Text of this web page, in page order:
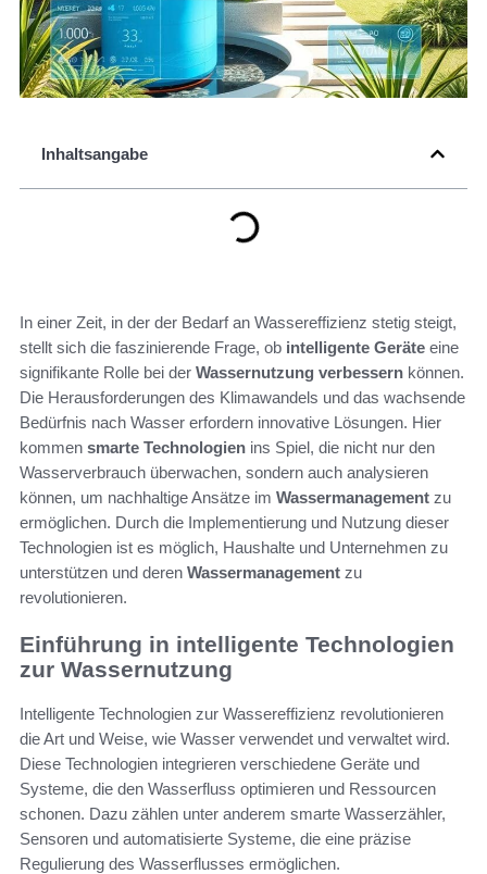
Inhaltsangabe
In einer Zeit, in der der Bedarf an Wassereffizienz stetig steigt,
stellt sich die faszinierende Frage, ob intelligente Geräte eine
signifikante Rolle bei der Wassernutzung verbessern können.
Die Herausforderungen des Klimawandels und das wachsende
Bedürfnis nach Wasser erfordern innovative Lösungen. Hier
kommen smarte Technologien ins Spiel, die nicht nur den
Wasserverbrauch überwachen, sondern auch analysieren
können, um nachhaltige Ansätze im Wassermanagement zu
ermöglichen. Durch die Implementierung und Nutzung dieser
Technologien ist es möglich, Haushalte und Unternehmen zu
unterstützen und deren Wassermanagement zu
revolutionieren.
Einführung in intelligente Technologien
zur Wassernutzung
Intelligente Technologien zur Wassereffizienz revolutionieren
die Art und Weise, wie Wasser verwendet und verwaltet wird.
Diese Technologien integrieren verschiedene Geräte und
Systeme, die den Wasserfluss optimieren und Ressourcen
schonen. Dazu zählen unter anderem smarte Wasserzähler,
Sensoren und automatisierte Systeme, die eine präzise
Regulierung des Wasserflusses ermöglichen.